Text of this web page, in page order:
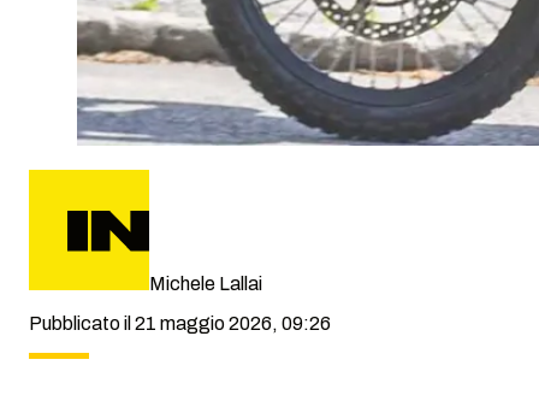
Michele Lallai
Pubblicato il 21 maggio 2026, 09:26